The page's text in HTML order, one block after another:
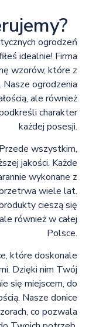
ogrodzeń
idealnie! Firma
wzorów, które z
Nasze ogrodzenia
ale również
charakter
każdej posesji.
wszystkim,
jakości. Każde
wykonane z
wiele lat.
cieszą się
również w całej
Polsce.
które doskonale
Dzięki nim Twój
się miejscem, do
Nasze donice
co pozwala